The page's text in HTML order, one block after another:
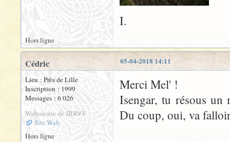
I.
Hors ligne
05-04-2018 14:11
Cédric
Lieu : Près de Lille
Inscription : 1999
Messages : 6 026
Webmestre de JRRVF
Site Web
Merci Mel' !
Isengar, tu résous un
Du coup, oui, va
Hors ligne